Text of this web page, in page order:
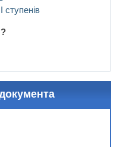
ступенів